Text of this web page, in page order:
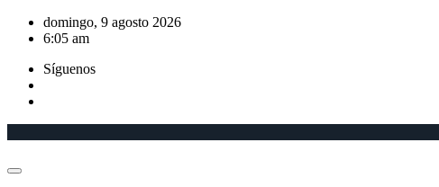
Saltar
domingo, 9 agosto 2026
6:05 am
Síguenos